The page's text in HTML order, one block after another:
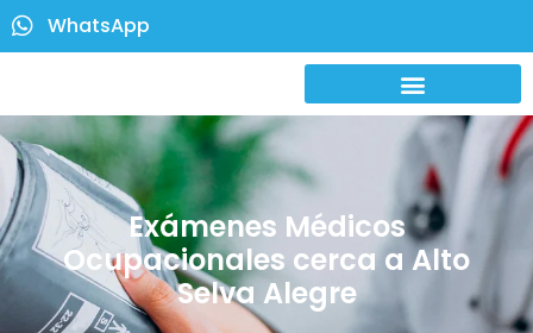
WhatsApp
Exámenes Médicos
Ocupacionales cerca a Alto
Selva Alegre